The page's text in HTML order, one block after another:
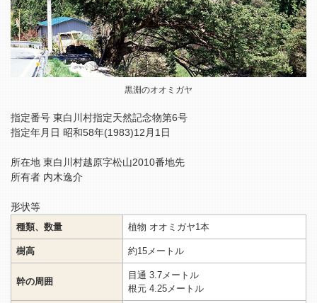
黒淵のオオミガヤ
指定番号 東白川村指定天然記念物第6号
指定年月日 昭和58年(1983)12月1日
所在地 東白川村越原字松山2010番地先
所有者 内木逸介
形状等
種類、数量 植物 オオミガヤ1本
樹高 約15メートル
幹の周囲
目通 3.7メートル
根元 4.25メートル